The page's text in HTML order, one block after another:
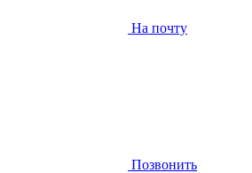
На почту
Позвонить